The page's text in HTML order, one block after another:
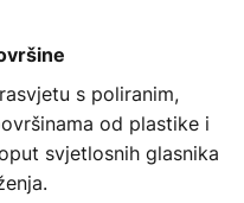
s poliranim,
od plastike i
svjetlosnih glasnika